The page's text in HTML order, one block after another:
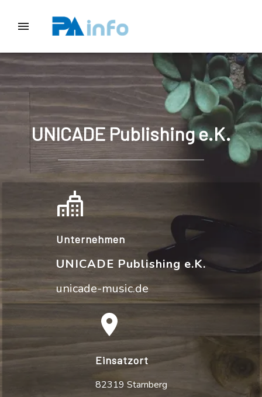
UNICADE Publishing e.K.
Unternehmen
UNICADE Publishing e.K.
unicade-music.de
Einsatzort
82319 Starnberg